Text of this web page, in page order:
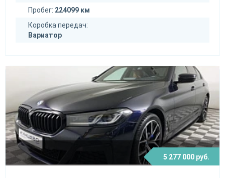
Пробег: 224099 км
Коробка передач:
Вариатор
5 277 000 руб.